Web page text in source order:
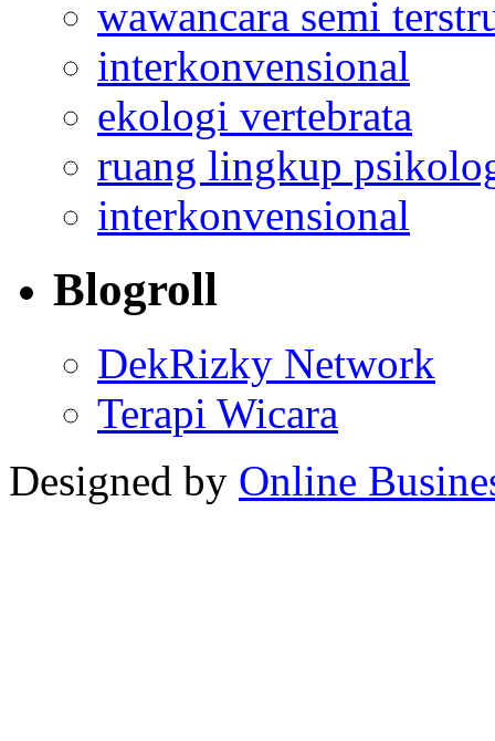
wawancara semi
interkonvensional
ekologi vertebrata
ruang lingkup
interkonvensional
Blogroll
DekRizky Network
Terapi Wicara
Designed by Online